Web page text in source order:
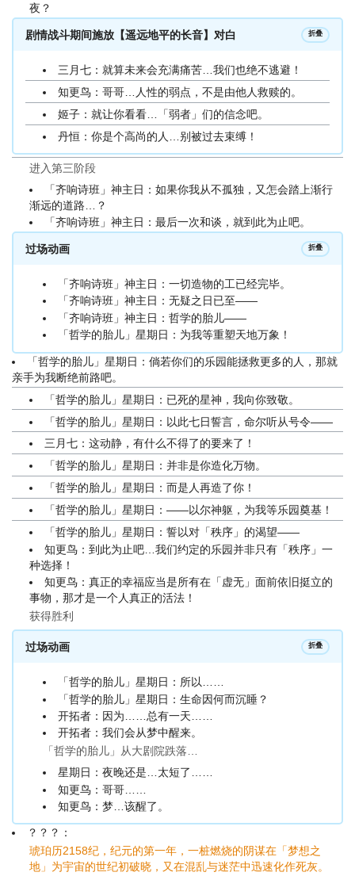
夜？
剧情战斗期间施放【遥远地平的长音】对白 折叠
三月七：就算未来会充满痛苦…我们也绝不逃避！
知更鸟：哥哥…人性的弱点，不是由他人救赎的。
姬子：就让你看看…「弱者」们的信念吧。
丹恒：你是个高尚的人…别被过去束缚！
进入第三阶段
「齐响诗班」神主日：如果你我从不孤独，又怎会踏上渐行
渐远的道路…？
「齐响诗班」神主日：最后一次和谈，就到此为止吧。
过场动画 折叠
「齐响诗班」神主日：一切造物的工已经完毕。
「齐响诗班」神主日：无疑之日已至——
「齐响诗班」神主日：哲学的胎儿——
「哲学的胎儿」星期日：为我等重塑天地万象！
「哲学的胎儿」星期日：倘若你们的乐园能拯救更多的人，那就
亲手为我断绝前路吧。
「哲学的胎儿」星期日：已死的星神，我向你致敬。
「哲学的胎儿」星期日：以此七日誓言，命尔听从号令——
三月七：这动静，有什么不得了的要来了！
「哲学的胎儿」星期日：并非是你造化万物。
「哲学的胎儿」星期日：而是人再造了你！
「哲学的胎儿」星期日：——以尔神躯，为我等乐园奠基！
「哲学的胎儿」星期日：誓以对「秩序」的渴望——
知更鸟：到此为止吧…我们约定的乐园并非只有「秩序」一
种选择！
知更鸟：真正的幸福应当是所有在「虚无」面前依旧挺立的
事物，那才是一个人真正的活法！
获得胜利
过场动画 折叠
「哲学的胎儿」星期日：所以……
「哲学的胎儿」星期日：生命因何而沉睡？
开拓者：因为……总有一天……
开拓者：我们会从梦中醒来。
「哲学的胎儿」从大剧院跌落…
星期日：夜晚还是…太短了……
知更鸟：哥哥……
知更鸟：梦…该醒了。
？？？：
琥珀历2158纪，纪元的第一年，一桩燃烧的阴谋在「梦想之
地」为宇宙的世纪初破晓，又在混乱与迷茫中迅速化作死灰。